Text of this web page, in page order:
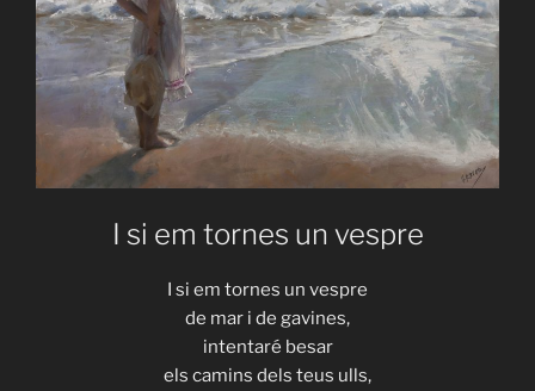
I si em tornes un vespre
I si em tornes un vespre
de mar i de gavines,
intentaré besar
els camins dels teus ulls,